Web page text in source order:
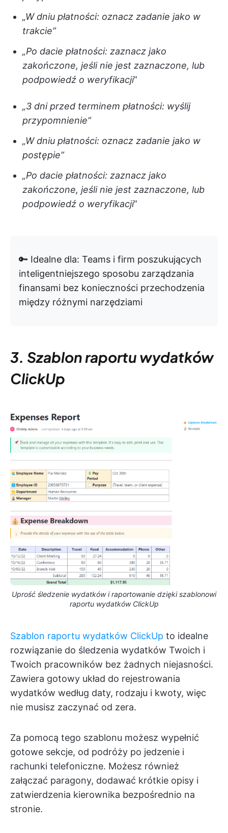
„W dniu płatności: oznacz zadanie jako w
trakcie”
„Po dacie płatności: zaznacz jako
zakończone, jeśli nie jest zaznaczone, lub
podpowiedź o weryfikacji”
„3 dni przed terminem płatności: wyślij
przypomnienie”
„W dniu płatności: oznacz zadanie jako w
postępie”
„Po dacie płatności: zaznacz jako
zakończone, jeśli nie jest zaznaczone, lub
podpowiedź o weryfikacji”
🔑 Idealne dla: Teams i firm poszukujących
inteligentniejszego sposobu zarządzania
finansami bez konieczności przechodzenia
między różnymi narzędziami
3. Szablon raportu wydatków
ClickUp
Uprość śledzenie wydatków i raportowanie dzięki szablonowi
raportu wydatków ClickUp
Szablon raportu wydatków ClickUp to idealne
rozwiązanie do śledzenia wydatków Twoich i
Twoich pracowników bez żadnych niejasności.
Zawiera gotowy układ do rejestrowania
wydatków według daty, rodzaju i kwoty, więc
nie musisz zaczynać od zera.
Za pomocą tego szablonu możesz wypełnić
gotowe sekcje, od podróży po jedzenie i
rachunki telefoniczne. Możesz również
załączać paragony, dodawać krótkie opisy i
zatwierdzenia kierownika bezpośrednio na
stronie.